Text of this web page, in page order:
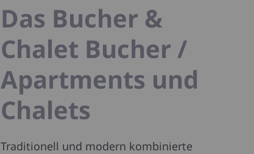
Das Bucher &
Chalet Bucher /
Apartments und
Chalets
Traditionell und modern kombinierte